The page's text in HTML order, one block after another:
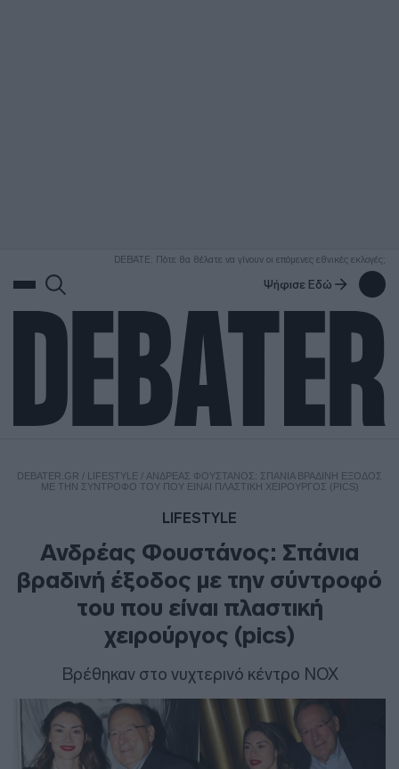
DEBATE: Πότε θα θέλατε να γίνουν οι επόμενες εθνικές εκλογές;
Ψήφισε Εδώ
DEBATER.GR / LIFESTYLE / ΑΝΔΡΈΑΣ ΦΟΥΣΤΆΝΟΣ: ΣΠΆΝΙΑ ΒΡΑΔΙΝΉ ΈΞΟΔΟΣ
ΜΕ ΤΗΝ ΣΎΝΤΡΟΦΌ ΤΟΥ ΠΟΥ ΕΊΝΑΙ ΠΛΑΣΤΙΚΉ ΧΕΙΡΟΎΡΓΟΣ (PICS)
LIFESTYLE
Ανδρέας Φουστάνος: Σπάνια
βραδινή έξοδος με την σύντροφό
του που είναι πλαστική
χειρούργος (pics)
Βρέθηκαν στο νυχτερινό κέντρο NOX